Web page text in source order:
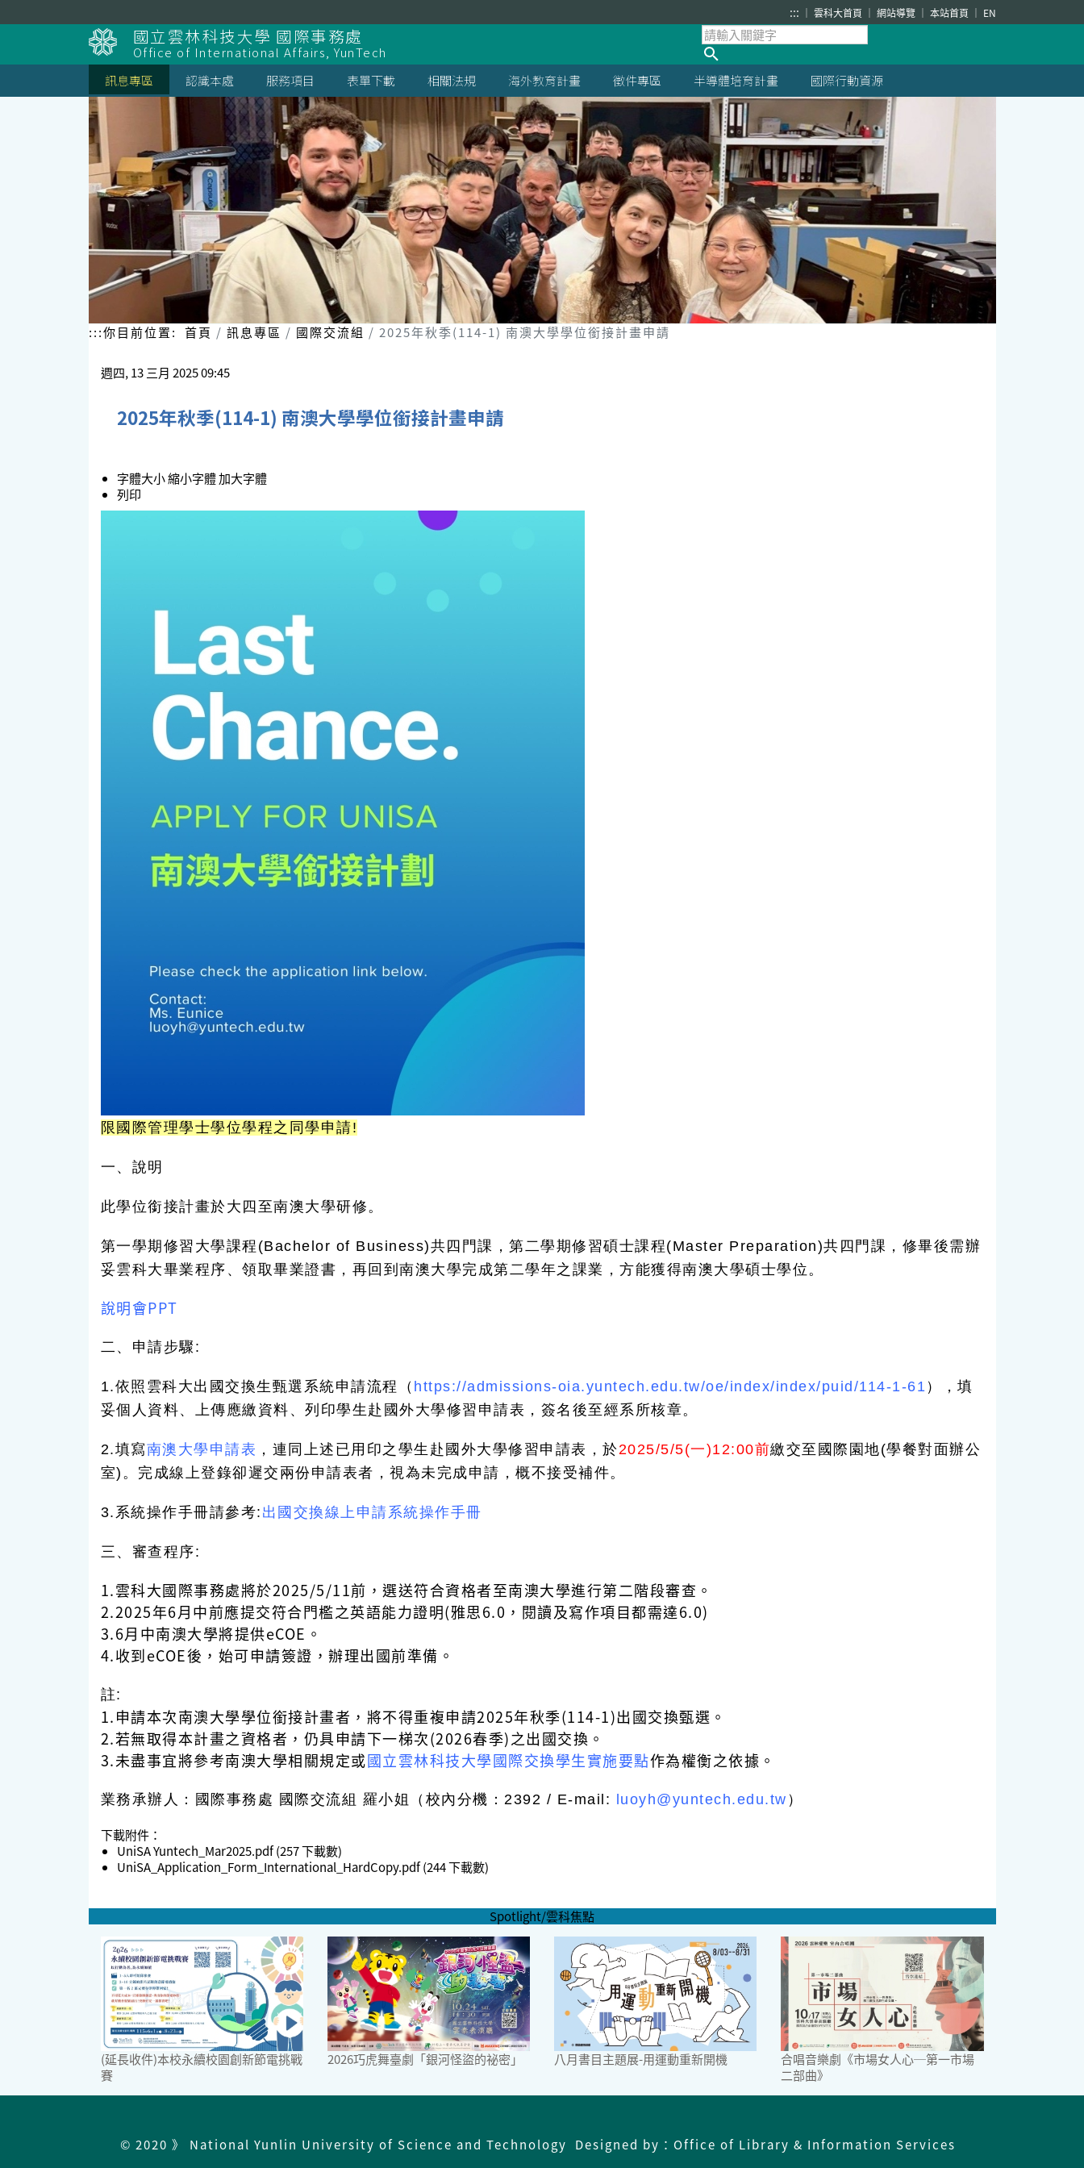
到
主
要
內
容
塊
::: 雲科大首頁 網站導覽 本站首頁 EN
國立雲林科技大學 國際事務處
Office of International Affairs, YunTech
訊息專區
認識本處 服務項目 表單下載 相關法規 海外教育計畫 徵件專區 半導體培育計畫 國際行動資源
:::你目前位置: 首頁 訊息專區 國際交流組 2025年秋季(114-1) 南澳大學學位銜接計畫申請
週四, 13 三月 2025 09:45
2025年秋季(114-1) 南澳大學學位銜接計畫申請
字體大小縮小字體加大字體
列印
限國際管理學士學位學程之同學申請!
一、說明
此學位銜接計畫於大四至南澳大學研修。
第一學期修習大學課程(Bachelor of Business)共四門課，第二學期修習碩士課程(Master Preparation)共四門課，修畢後需辦
妥雲科大畢業程序、領取畢業證書，再回到南澳大學完成第二學年之課業，方能獲得南澳大學碩士學位。
說明會PPT
二、申請步驟:
1.依照雲科大出國交換生甄選系統申請流程（ https://admissions-oia.yuntech.edu.tw/oe/index/index/puid/114-1-61 ），填
妥個人資料、上傳應繳資料、列印學生赴國外大學修習申請表，簽名後至經系所核章。
2.填寫南澳大學申請表 ，連同上述已用印之學生赴國外大學修習申請表，於2025/5/5(一)12:00前繳交至國際園地(學餐對面辦公
室)。完成線上登錄卻遲交兩份申請表者，視為未完成申請，概不接受補件。
3.系統操作手冊請參考: 出國交換線上申請系統操作手冊
三、審查程序:
1.雲科大國際事務處將於2025/5/11前，選送符合資格者至南澳大學進行第二階段審查。
2.2025年6月中前應提交符合門檻之英語能力證明(雅思6.0，閱讀及寫作項目都需達6.0)
3.6月中南澳大學將提供eCOE。
4.收到eCOE後，始可申請簽證，辦理出國前準備。
註:
1.申請本次南澳大學學位銜接計畫者，將不得重複申請2025年秋季(114-1)出國交換甄選。
2.若無取得本計畫之資格者，仍具申請下一梯次(2026春季)之出國交換。
3.未盡事宜將參考南澳大學相關規定或國立雲林科技大學國際交換學生實施要點作為權衡之依據。
業務承辦人：國際事務處 國際交流組 羅小姐（校內分機：2392 / E-mail: luoyh@yuntech.edu.tw ）
下載附件：
UniSA Yuntech_Mar2025.pdf (257 下載數)
UniSA_Application_Form_International_HardCopy.pdf (244 下載數)
Spotlight/雲科焦點
(延長收件)本校永續校園創新節電挑戰
賽
2026巧虎舞臺劇「銀河怪盜的祕密」 八月書目主題展-用運動重新開機
合唱音樂劇《市場女人心─第一市場
二部曲》
© 2020 》 National Yunlin University of Science and Technology Designed by：Office of Library & Information Services